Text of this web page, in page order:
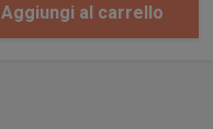
Aggiungi al carrello